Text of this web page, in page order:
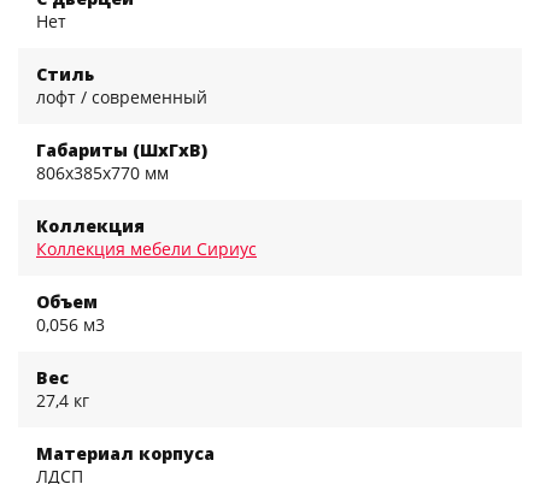
Нет
Стиль
лофт / современный
Габариты (ШхГхВ)
806x385x770 мм
Коллекция
Коллекция мебели Сириус
Объем
0,056 м3
Вес
27,4 кг
Материал корпуса
ЛДСП